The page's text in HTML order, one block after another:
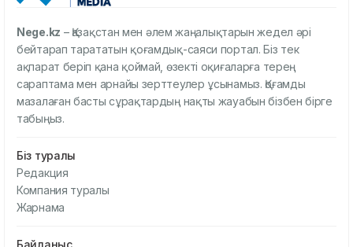
Nege.kz – Қазақстан мен әлем жаңалықтарын жедел әрі
бейтарап тарататын қоғамдық-саяси портал. Біз тек
ақпарат беріп қана қоймай, өзекті оқиғаларға терең
сараптама мен арнайы зерттеулер ұсынамыз. Қоғамды
мазалаған басты сұрақтардың нақты жауабын бізбен бірге
табыңыз.
Біз туралы
Редакция
Компания туралы
Жарнама